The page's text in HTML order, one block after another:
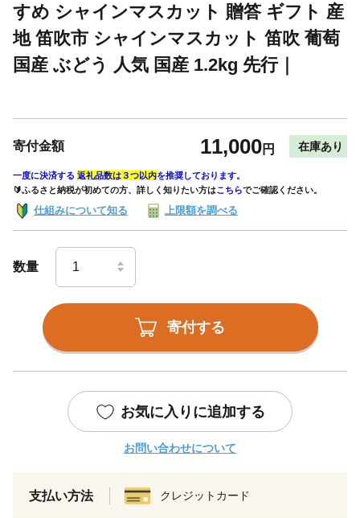
すめ シャインマスカット 贈答 ギフト 産
地 笛吹市 シャインマスカット 笛吹 葡萄
国産 ぶどう 人気 国産 1.2kg 先行｜
寄付金額 11,000円 在庫あり
一度に決済する 返礼品数は３つ以内を推奨しております。
🔰ふるさと納税が初めての方、詳しく知りたい方はこちらでご確認ください。
仕組みについて知る 上限額を調べる
数量
寄付する
お気に入りに追加する
お問い合わせについて
支払い方法 クレジットカード